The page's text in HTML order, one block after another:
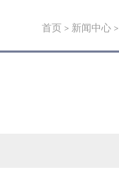
首页> 新闻中心>